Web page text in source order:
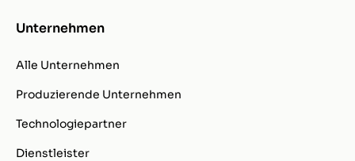
Unternehmen
Alle Unternehmen
Produzierende Unternehmen
Technologiepartner
Dienstleister